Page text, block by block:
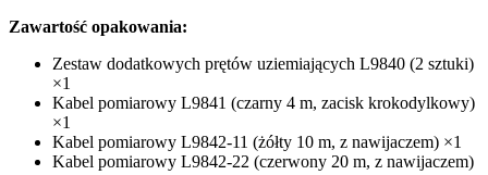
Zawartość opakowania:
Zestaw dodatkowych prętów uziemiających L9840 (2 sztuki)
×1
Kabel pomiarowy L9841 (czarny 4 m, zacisk krokodylkowy)
×1
Kabel pomiarowy L9842-11 (żółty 10 m, z nawijaczem) ×1
Kabel pomiarowy L9842-22 (czerwony 20 m, z nawijaczem)